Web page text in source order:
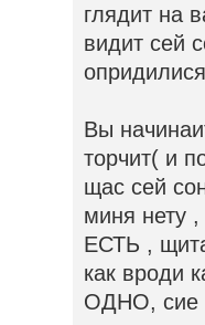
глядит на
видит сей
Вы
торчит( и
щас сей
миня нету
ЕСТЬ ,
как вроди
ОДНО, сие